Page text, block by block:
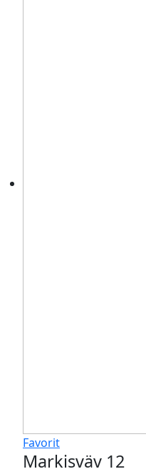
Favorit
Markisväv 12